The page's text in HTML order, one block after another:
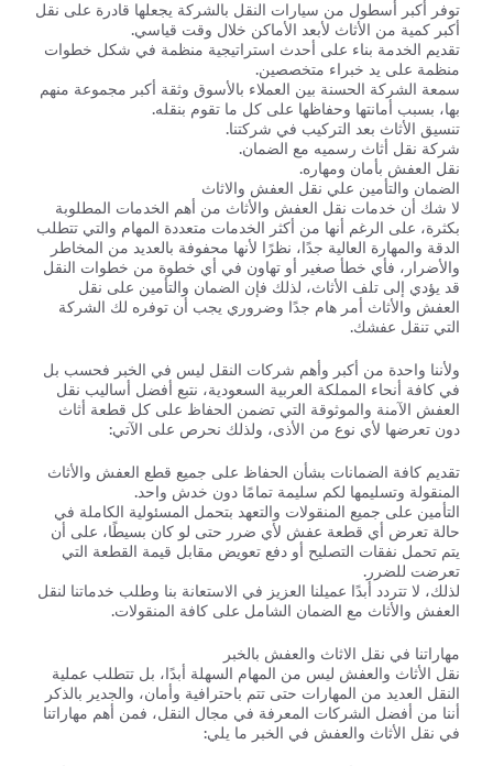
توفر أكبر أسطول من سيارات النقل بالشركة يجعلها قادرة على نقل
أكبر كمية من الأثاث لأبعد الأماكن خلال وقت قياسي.
تقديم الخدمة بناء على أحدث استراتيجية منظمة في شكل خطوات
منظمة على يد خبراء متخصصين.
سمعة الشركة الحسنة بين العملاء بالأسوق وثقة أكبر مجموعة منهم
بها، بسبب أمانتها وحفاظها على كل ما تقوم بنقله.
تنسيق الأثاث بعد التركيب في شركتنا.
شركة نقل أثاث رسميه مع الضمان.
نقل العفش بأمان ومهاره.
الضمان والتأمين علي نقل العفش والاثاث
لا شك أن خدمات نقل العفش والأثاث من أهم الخدمات المطلوبة
بكثرة، على الرغم أنها من أكثر الخدمات متعددة المهام والتي تتطلب
الدقة والمهارة العالية جدًا، نظرًا لأنها محفوفة بالعديد من المخاطر
والأضرار، فأي خطأ صغير أو تهاون في أي خطوة من خطوات النقل
قد يؤدي إلى تلف الأثاث، لذلك فإن الضمان والتأمين على نقل
العفش والأثاث أمر هام جدًا وضروري يجب أن توفره لك الشركة
التي تنقل عفشك.
ولأننا واحدة من أكبر وأهم شركات النقل ليس في الخبر فحسب بل
في كافة أنحاء المملكة العربية السعودية، نتبع أفضل أساليب نقل
العفش الآمنة والموثوقة التي تضمن الحفاظ على كل قطعة أثاث
دون تعرضها لأي نوع من الأذى، ولذلك نحرص على الآتي:
تقديم كافة الضمانات بشأن الحفاظ على جميع قطع العفش والأثاث
المنقولة وتسليمها لكم سليمة تمامًا دون خدش واحد.
التأمين على جميع المنقولات والتعهد بتحمل المسئولية الكاملة في
حالة تعرض أي قطعة عفش لأي ضرر حتى لو كان بسيطًا، على أن
يتم تحمل نفقات التصليح أو دفع تعويض مقابل قيمة القطعة التي
تعرضت للضرر.
لذلك، لا تتردد أبدًا عميلنا العزيز في الاستعانة بنا وطلب خدماتنا لنقل
العفش والأثاث مع الضمان الشامل على كافة المنقولات.
مهاراتنا في نقل الاثاث والعفش بالخبر
نقل الأثاث والعفش ليس من المهام السهلة أبدًا، بل تتطلب عملية
النقل العديد من المهارات حتى تتم باحترافية وأمان، والجدير بالذكر
أننا من أفضل الشركات المعرفة في مجال النقل، فمن أهم مهاراتنا
في نقل الأثاث والعفش في الخبر ما يلي: